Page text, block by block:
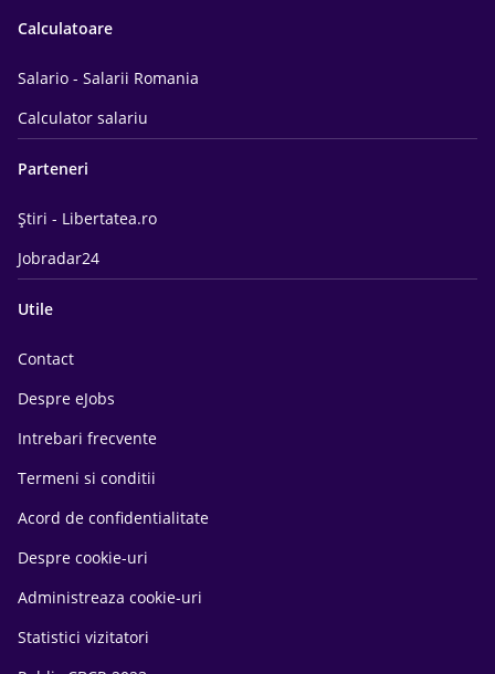
Calculatoare
Salario - Salarii Romania
Calculator salariu
Parteneri
Știri - Libertatea.ro
Jobradar24
Utile
Contact
Despre eJobs
Intrebari frecvente
Termeni si conditii
Acord de confidentialitate
Despre cookie-uri
Administreaza cookie-uri
Statistici vizitatori